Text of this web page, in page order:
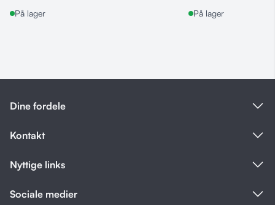
På lager
På lager
Dine fordele
Kontakt
Nyttige links
Sociale medier